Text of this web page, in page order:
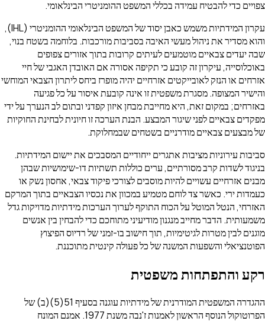
צפויים כדי להבטיח עמידה בכללי המשפט ההומניטרי הבינלאומי.
עקרון המידתיות משמש כאבן יסוד של המשפט הבינלאומי ההומניטרי (IHL),
והוא מסדיר את ניהול מעשי האיבה בסביבות מורכבות. בלוחמה בשטח בנוי,
שבה יעדים צבאיים מוטמעים לעיתים קרובות בתוך אזורים צפופים
באוכלוסייה, עיקרון זה קובע כי תקיפה אסורה אם האובדן האגבי של חיי
אזרחים או הנזק לאובייקטים אזרחיים יהיה מופרז ביחס ליתרון הצבאי המוחשי
והישיר המצופה. מסגרת משפטית זו אינה קובעת איסור על כל פגיעה
באזרחים; במקום זאת, היא מחייבת מבחן איזון קפדני ובתום לב הנערך על ידי
מפקדים צבאיים לפני שיגור המבצע. הבנת הערכה זו חיונית לבחינת החוקיות
של מבצעים צבאיים מודרניים בשטחים שבמחלוקת.
סביבות עירוניות מציבות אתגרים ייחודיים המסבכים את יישום המידתיות.
בניגוד לשדות קרב מסורתיים, ערים כוללות תשתיות דו-שימושיות שבהן
מבנים אזרחיים עשויים להיות מוסבים לצורכי פיקוד צבאי, אחסון נשק או
כעמדות ירי. כאשר צד לוחם מטמיע במכוון את נכסיו הצבאיים בתוך המרקם
האזרחי, הנטל המוטל על הכוח התוקף לערוך הערכות מידתיות מדויקות גדל
משמעותית. הדבר מחייב מנגנון מודיעיני מתוחכם כדי להבחין בין אנשים
מוגנים לבין מטרות לגיטימיות, תוך חישוב בו-זמני של רדיוס הפיצוץ
הפוטנציאלי והשפעות המשנה של כל פעולה קינטית מתוכננת.
רקע והתפתחות משפטית
ההגדרה המשפטית המודרנית של מידתיות עוגנה בסעיף 51(5)(ב) של
הפרוטוקול הנוסף הראשון לאמנות ז'נבה משנת 1977. אמנם המונח